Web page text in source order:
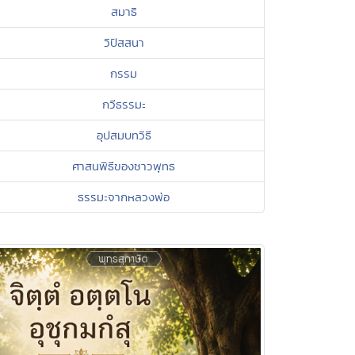
สมาธิ
วิปัสสนา
กรรม
กวีธรรมะ
อุปสมบทวิธี
ศาสนพิธีของชาวพุทธ
ธรรมะจากหลวงพ่อ